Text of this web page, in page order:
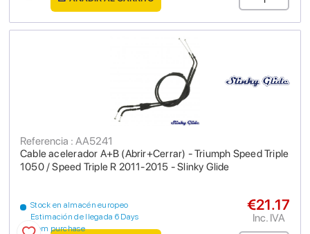
Cable acelerador A+B (Abrir+Cerrar) - Triumph Speed Triple
1050 / Speed Triple R 2011-2015 - Slinky Glide
Referencia : AA5241
Stock en almacén europeo
Estimación de llegada 6 Days
from purchase
€21.17
Inc. IVA